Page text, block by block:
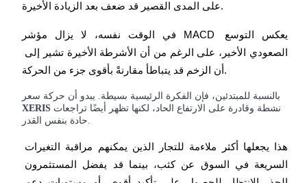
احصل على أرباح طويلة الأجل وفوائد مرنة
تعلم الستاكينغ
تعرف على كيفية كسب الدخل السلبي
على المدى القصير قد ضعف بعد الزيادة الأخيرة.
في الوقت نفسه، لا يزال مؤشر MACD يعكس التوسع
أن الزخم قد يتباطأ مقارنةً بأقوى جزء من الحركة.
بالنسبة للمبتدئين، فإن الفكرة الرئيسية بسيطة. يبدو أن حركة سعر
XERIS
حادة بنفس القدر.